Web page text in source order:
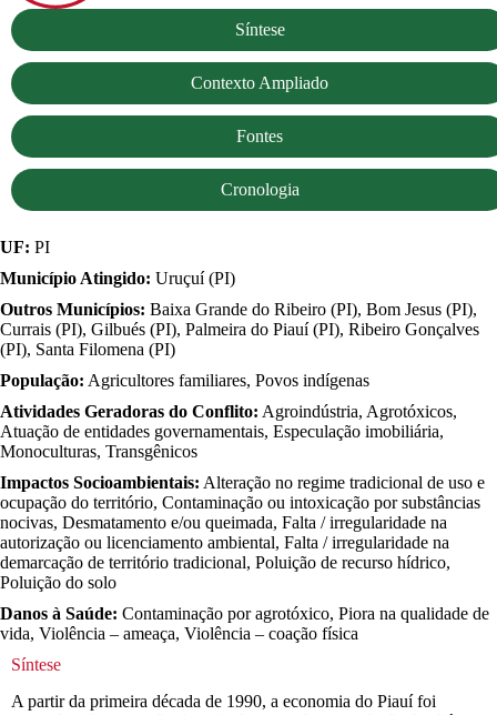
Síntese
Contexto Ampliado
Fontes
Cronologia
UF: PI
Município Atingido: Uruçuí (PI)
Outros Municípios: Baixa Grande do Ribeiro (PI), Bom Jesus (PI),
Currais (PI), Gilbués (PI), Palmeira do Piauí (PI), Ribeiro Gonçalves
(PI), Santa Filomena (PI)
População: Agricultores familiares, Povos indígenas
Atividades Geradoras do Conflito: Agroindústria, Agrotóxicos,
Atuação de entidades governamentais, Especulação imobiliária,
Monoculturas, Transgênicos
Impactos Socioambientais: Alteração no regime tradicional de uso e
ocupação do território, Contaminação ou intoxicação por substâncias
nocivas, Desmatamento e/ou queimada, Falta / irregularidade na
autorização ou licenciamento ambiental, Falta / irregularidade na
demarcação de território tradicional, Poluição de recurso hídrico,
Poluição do solo
Danos à Saúde: Contaminação por agrotóxico, Piora na qualidade de
vida, Violência – ameaça, Violência – coação física
Síntese
A partir da primeira década de 1990, a economia do Piauí foi